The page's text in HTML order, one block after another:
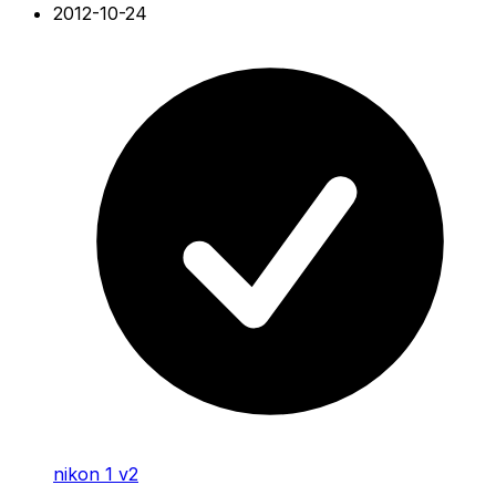
2012-10-24
nikon 1 v2